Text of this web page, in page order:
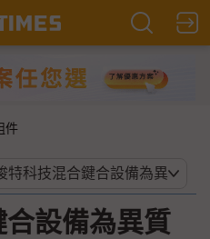
件
設備為異質